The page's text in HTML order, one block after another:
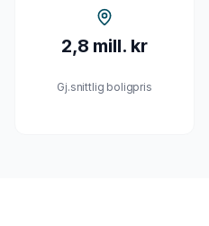
2,8 mill. kr
Gj.snittlig boligpris